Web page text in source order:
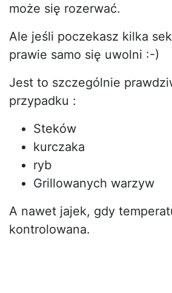
może się rozerwać.
Ale jeśli poczekasz kilka
prawie samo się uwolni :-)
Jest to szczególnie
przypadku :
Steków
kurczaka
ryb
Grillowanych warzyw
A nawet jajek, gdy
kontrolowana.